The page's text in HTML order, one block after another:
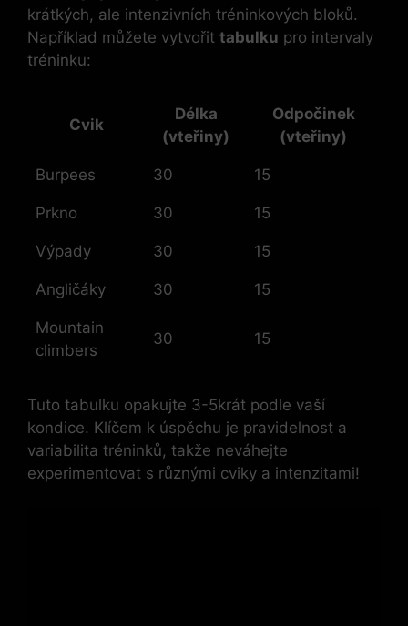
krátkých, ale intenzivních tréninkových bloků.
Například můžete vytvořit tabulku pro intervaly
tréninku:
Cvik
Délka
(vteřiny)
Odpočinek
(vteřiny)
Burpees 30 15
Prkno 30 15
Výpady 30 15
Angličáky 30 15
Mountain
climbers
30 15
Tuto tabulku opakujte 3-5krát podle vaší
kondice. Klíčem k úspěchu je pravidelnost a
variabilita tréninků, takže neváhejte
experimentovat s různými cviky a intenzitami!